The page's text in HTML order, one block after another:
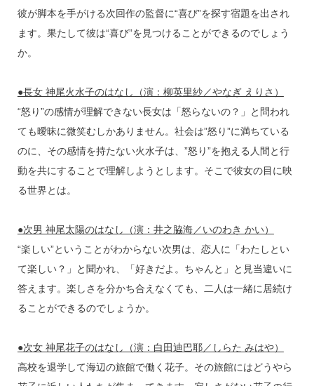
彼が脚本を手がける次回作の監督に“喜び”を探す宿題を出され
ます。果たして彼は“喜び”を見つけることができるのでしょう
か。
●長女 神尾火水子のはなし（演：柳英里紗／やなぎ えりさ）
“怒り”の感情が理解できない長女は「怒らないの？」と問われ
ても曖昧に微笑むしかありません。社会は”怒り”に満ちている
のに、その感情を持たない火水子は、”怒り”を抱える人間と行
動を共にすることで理解しようとします。そこで彼女の目に映
る世界とは。
●次男 神尾太陽のはなし（演：井之脇海／いのわき かい）
“楽しい”ということがわからない次男は、恋人に「わたしとい
て楽しい？」と聞かれ、「好きだよ。ちゃんと」と見当違いに
答えます。楽しさを分かち合えなくても、二人は一緒に居続け
ることができるのでしょうか。
●次女 神尾花子のはなし（演：白田迪巴耶／しらた みはや）
高校を退学して海辺の旅館で働く花子。その旅館にはどうやら